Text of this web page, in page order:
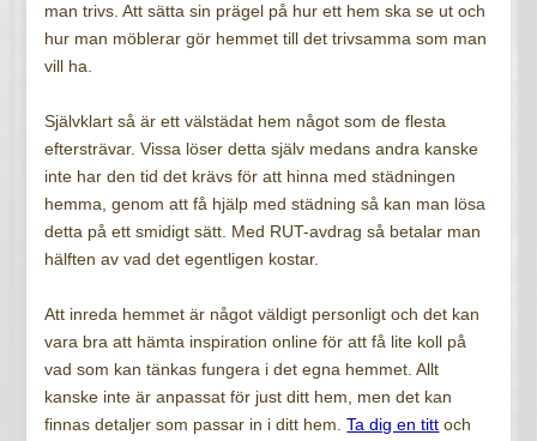
man trivs. Att sätta sin prägel på hur ett hem ska se ut och
hur man möblerar gör hemmet till det trivsamma som man
vill ha.
Självklart så är ett välstädat hem något som de flesta
eftersträvar. Vissa löser detta själv medans andra kanske
inte har den tid det krävs för att hinna med städningen
hemma, genom att få hjälp med städning så kan man lösa
detta på ett smidigt sätt. Med RUT-avdrag så betalar man
hälften av vad det egentligen kostar.
Att inreda hemmet är något väldigt personligt och det kan
vara bra att hämta inspiration online för att få lite koll på
vad som kan tänkas fungera i det egna hemmet. Allt
kanske inte är anpassat för just ditt hem, men det kan
finnas detaljer som passar in i ditt hem.Ta dig en titt och